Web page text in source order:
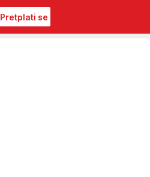
Pretplati se